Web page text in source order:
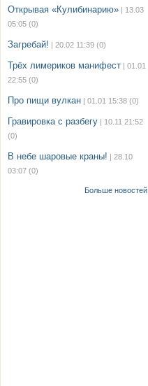
Открывая «Кулибинарию» | 13.03
05:05 (0)
Загребай! | 20.02 11:39 (0)
Трёх лимериков манифест | 01.01
22:55 (0)
Про пищи вулкан | 01.01 15:38 (0)
Гравировка с разбегу | 10.11 21:52
(0)
В небе шаровые краны! | 28.10
03:07 (0)
Больше новостей